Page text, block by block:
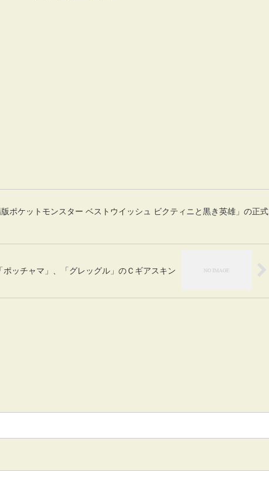
版ポケットモンスター ベストウイッシュ ビクティニと黒き英雄」の正式
「ポッチャマ」、「グレッグル」のＣギアスキン